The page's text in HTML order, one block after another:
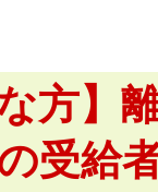
方】
受給